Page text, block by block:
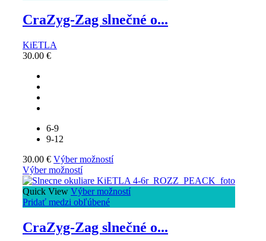
CraZyg-Zag slnečné o...
KiETLA
30.00 €
6-9
9-12
30.00 € Výber možností
Výber možností
Quick View Výber možností
Pridať medzi obľúbené
CraZyg-Zag slnečné o...